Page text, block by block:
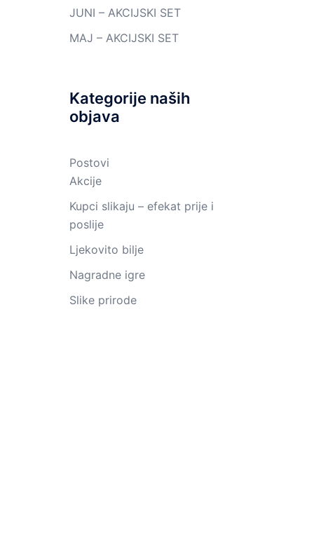
JUNI – AKCIJSKI SET
MAJ – AKCIJSKI SET
Kategorije naših
objava
Postovi
Akcije
Kupci slikaju – efekat prije i
poslije
Ljekovito bilje
Nagradne igre
Slike prirode